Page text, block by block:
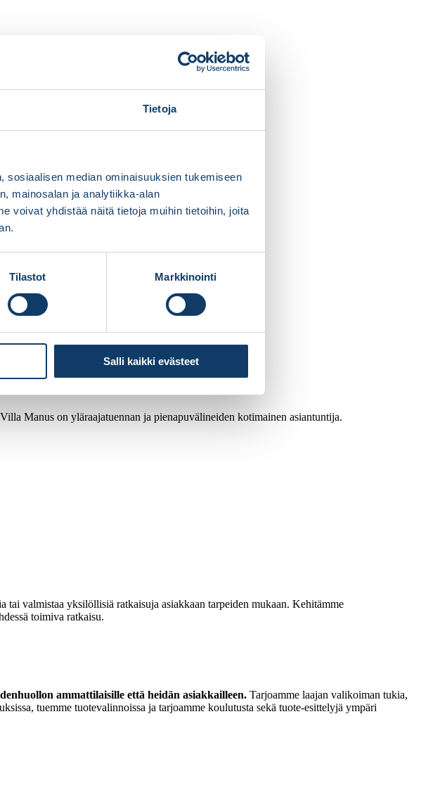
Tietoja
sosiaalisen median ominaisuuksien tukemiseen
mainosalan ja analytiikka-alan
voivat yhdistää näitä tietoja muihin tietoihin, joita
Tilastot Markkinointi
Salli kaikki evästeet
Manus on yläraajatuennan ja pienapuvälineiden kotimainen asiantuntija.
valmistaa yksilöllisiä ratkaisuja asiakkaan tarpeiden mukaan. Kehitämme
toimiva ratkaisu.
ammattilaisille että heidän asiakkailleen. Tarjoamme laajan valikoiman tukia,
tuemme tuotevalinnoissa ja tarjoamme koulutusta sekä tuote-esittelyjä ympäri